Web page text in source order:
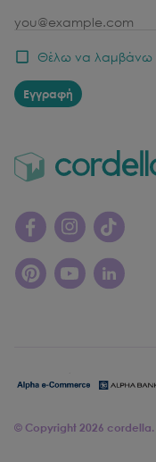
email
Θέλω να λαμβάνω
Εγγραφή
© Copyright 2026 cordella.